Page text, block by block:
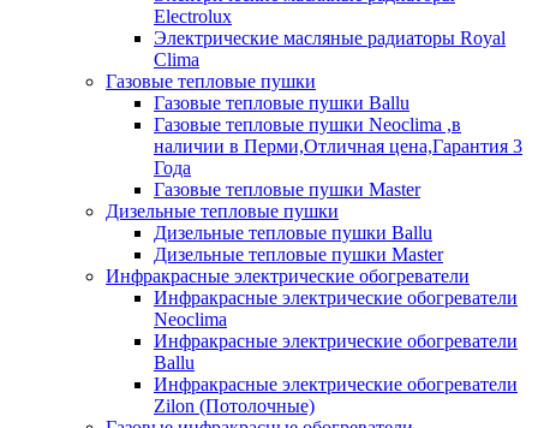
Electrolux
Электрические масляные радиаторы Royal
Clima
Газовые тепловые пушки
Газовые тепловые пушки Ballu
Газовые тепловые пушки Neoclima ,в
наличии в Перми,Отличная цена,Гарантия 3
Года
Газовые тепловые пушки Master
Дизельные тепловые пушки
Дизельные тепловые пушки Ballu
Дизельные тепловые пушки Master
Инфракрасные электрические обогреватели
Инфракрасные электрические обогреватели
Neoclima
Инфракрасные электрические обогреватели
Ballu
Инфракрасные электрические обогреватели
Zilon (Потолочные)